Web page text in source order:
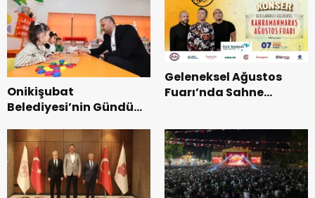
Onikişubat
Belediyesi’nin Gündüz
dönemin ön kayıtları
başladı.
Geleneksel Ağustos
Fuarı’nda Sahne